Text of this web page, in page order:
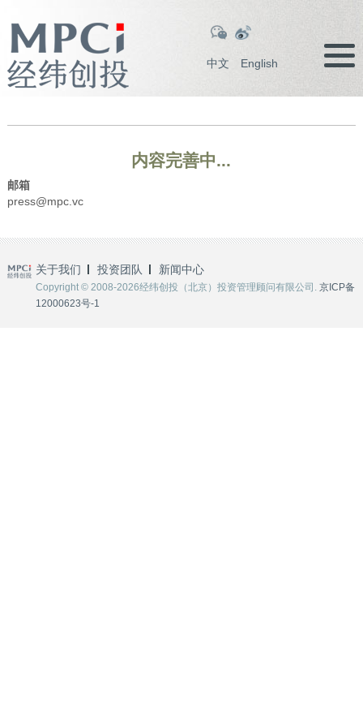
中文 English
内容完善中...
邮箱
press@mpc.vc
关于我们 投资团队 新闻中心
Copyright © 2008-2026经纬创投（北京）投资管理顾问有限公司. 京ICP备
12000623号-1